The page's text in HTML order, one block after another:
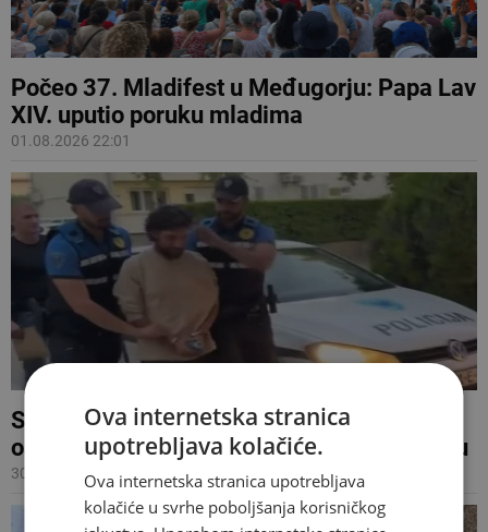
Počeo 37. Mladifest u Međugorju: Papa Lav
XIV. uputio poruku mladima
01.08.2026 22:01
Sud BiH odredio pritvor Poljaku
osumnjičenom za vandalizam u Međugorju
30.07.2026 17:17
Ova internetska stranica
upotrebljava kolačiće.
Ova internetska stranica upotrebljava
kolačiće u svrhe poboljšanja korisničkog